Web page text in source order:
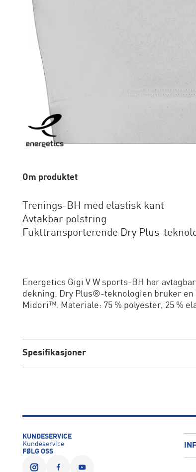
Om produktet
Trenings-BH med elastisk kant
Avtakbar polstring
Fukttransporterende Dry Plus-
Energetics Gigi V W sports-BH har
dekning. Dry Plus®-teknologien bruker
Midori™. Materiale: 75 % polyester, 25 %
Spesifikasjoner
KUNDESERVICE
Kundeservice
FØLG OSS